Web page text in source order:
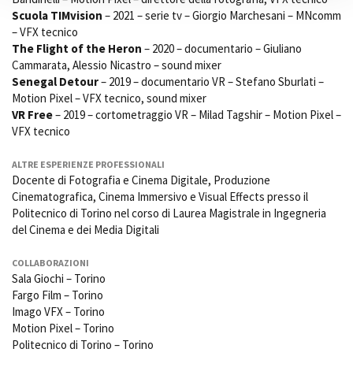
Scuola TIMvision – 2021 – serie tv – Giorgio Marchesani – MNcomm
– VFX tecnico
The Flight of the Heron – 2020 – documentario – Giuliano
Cammarata, Alessio Nicastro – sound mixer
Senegal Detour– 2019 – documentario VR – Stefano Sburlati –
Motion Pixel – VFX tecnico, sound mixer
VR Free– 2019 – cortometraggio VR – Milad Tagshir – Motion Pixel –
VFX tecnico
ALTRE ESPERIENZE PROFESSIONALI
Docente di Fotografia e Cinema Digitale, Produzione
Cinematografica, Cinema Immersivo e Visual Effects presso il
Politecnico di Torino nel corso di Laurea Magistrale in Ingegneria
del Cinema e dei Media Digitali
COLLABORAZIONI
Sala Giochi – Torino
Fargo Film – Torino
Imago VFX – Torino
Motion Pixel – Torino
Politecnico di Torino – Torino